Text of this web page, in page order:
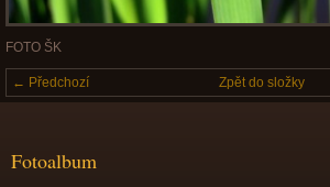
FOTO ŠK
← Předchozí Zpět do složky
Fotoalbum